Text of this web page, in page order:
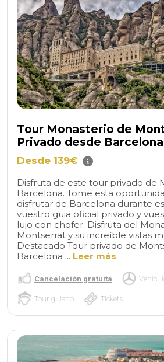
Tour Monasterio de
Privado desde Barcelona
Desde 139€
Disfruta de este tour privado de
Barcelona. Tome esta
disfrutar de Barcelona durante
vuestro guia oficial privado y
lujo con chofer. Disfruta del
Montserrat y su increíble vistas
Destacado Tour privado de
Barcelona ... Leer más
Cancelación gratuita
Tour guiado Tickets